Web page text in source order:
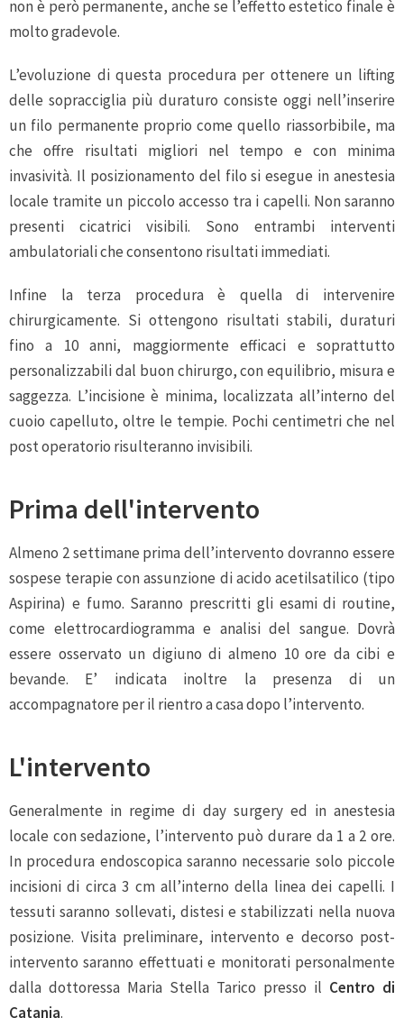
non è però permanente, anche se l’effetto estetico finale è
molto gradevole.
L’evoluzione di questa procedura per ottenere un lifting
delle sopracciglia più duraturo consiste oggi nell’inserire
un filo permanente proprio come quello riassorbibile, ma
che offre risultati migliori nel tempo e con minima
invasività. Il posizionamento del filo si esegue in anestesia
locale tramite un piccolo accesso tra i capelli. Non saranno
presenti cicatrici visibili. Sono entrambi interventi
ambulatoriali che consentono risultati immediati.
Infine la terza procedura è quella di intervenire
chirurgicamente. Si ottengono risultati stabili, duraturi
fino a 10 anni, maggiormente efficaci e soprattutto
personalizzabili dal buon chirurgo, con equilibrio, misura e
saggezza. L’incisione è minima, localizzata all’interno del
cuoio capelluto, oltre le tempie. Pochi centimetri che nel
post operatorio risulteranno invisibili.
Prima dell'intervento
Almeno 2 settimane prima dell’intervento dovranno essere
sospese terapie con assunzione di acido acetilsatilico (tipo
Aspirina) e fumo. Saranno prescritti gli esami di routine,
come elettrocardiogramma e analisi del sangue. Dovrà
essere osservato un digiuno di almeno 10 ore da cibi e
bevande. E’ indicata inoltre la presenza di un
accompagnatore per il rientro a casa dopo l’intervento.
L'intervento
Generalmente in regime di day surgery ed in anestesia
locale con sedazione, l’intervento può durare da 1 a 2 ore.
In procedura endoscopica saranno necessarie solo piccole
incisioni di circa 3 cm all’interno della linea dei capelli. I
tessuti saranno sollevati, distesi e stabilizzati nella nuova
posizione. Visita preliminare, intervento e decorso post-
intervento saranno effettuati e monitorati personalmente
dalla dottoressa Maria Stella Tarico presso il Centro di
Catania.